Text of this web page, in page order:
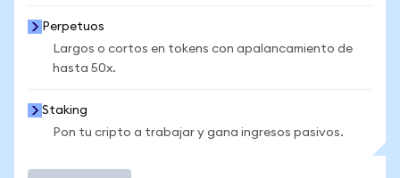
Perpetuos
Largos o cortos en tokens con apalancamiento de
hasta 50x.
Staking
Pon tu cripto a trabajar y gana ingresos pasivos.